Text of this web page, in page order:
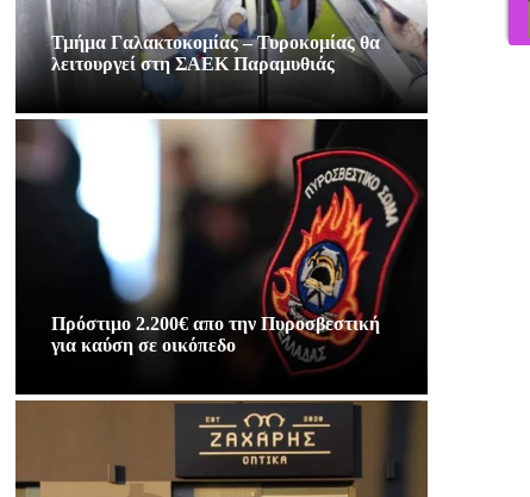
Τμήμα Γαλακτοκομίας – Τυροκομίας θα
λειτουργεί στη ΣΑΕΚ Παραμυθιάς
Πρόστιμο 2.200€ απο την Πυροσβεστική
για καύση σε οικόπεδο